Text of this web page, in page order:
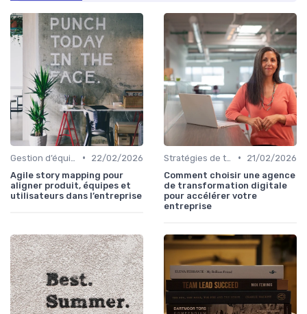
•
22/02/2026
Agile story mapping pour
aligner produit, équipes et
utilisateurs dans l’entreprise
•
21/02/2026
Comment choisir une agence
de transformation digitale
pour accélérer votre
entreprise